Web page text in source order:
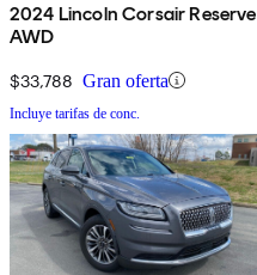
2024 Lincoln Corsair Reserve
AWD
$33,788 Gran oferta
Incluye tarifas de conc.